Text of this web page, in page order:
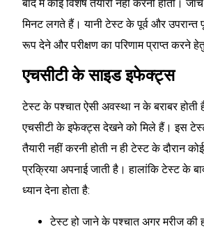
बाद में कोई विशेष तैयारी नहीं करनी होती।
मिनट लगते हैं। यानी टेस्ट के पूर्व और उपरान्त
रूप देने और परीक्षण का परिणाम प्राप्त करने
एचसीटी के साइड इफेक्ट्स
टेस्ट के पश्चात ऐसी अवस्था न के बराबर होती
एचसीटी के इफेक्ट्स देखने को मिले हैं। इस
तैयारी नहीं करनी होती न ही टेस्ट के दौरान
प्रक्रिया अपनाई जाती है। हालांकि टेस्ट के
ध्यान देना होता है:
टेस्ट हो जाने के पश्चात अगर मरीज की